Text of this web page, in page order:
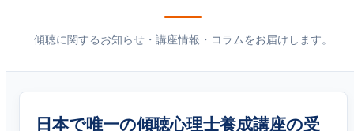
傾聴に関するお知らせ・講座情報・コラムをお届けします。
日本で唯一の傾聴心理士養成講座の受